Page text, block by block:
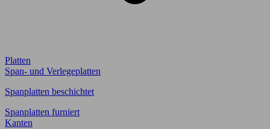
Platten
Span- und Verlegeplatten
Spanplatten beschichtet
Spanplatten furniert
Kanten